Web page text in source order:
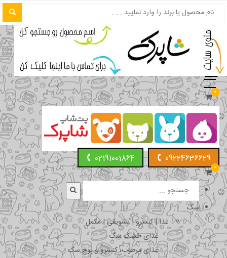
0
09224636629
02191001864
0
سگ
غذا | کنسرو | تشویقی | مکمل
غذای خشک سگ
غذای مرطوب، کنسرو و پوچ سگ